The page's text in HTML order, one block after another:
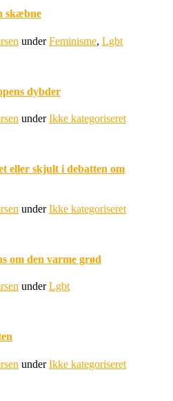
skæbne
underFeminisme, Lgbt
dybder
underIkke kategoriseret
eller skjult i debatten om
underIkke kategoriseret
om den varme grød
underLgbt
underIkke kategoriseret